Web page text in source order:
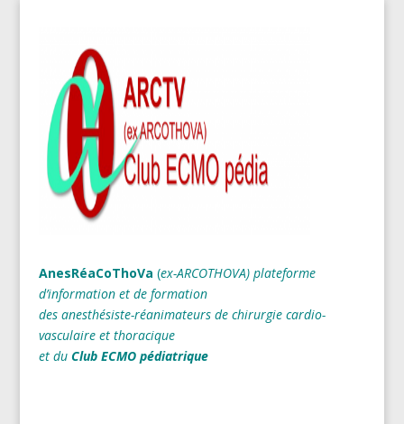
AnesRéaCoThoVa (ex-ARCOTHOVA) plateforme
d’information et de formation
des anesthésiste-réanimateurs de chirurgie cardio-
vasculaire et thoracique
et du Club ECMO pédiatrique